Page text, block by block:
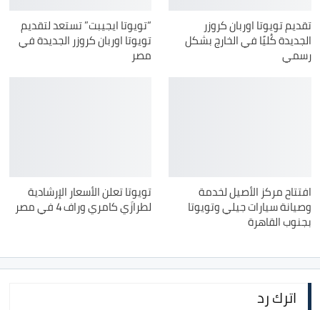
تقديم تويوتا اوربان كروزر
الجديدة كُليًا في الخارج بشكل
رسمي
“تويوتا ايجيبت” تستعد لتقديم
تويوتا اوربان كروزر الجديدة في
مصر
افتتاح مركز الأصيل لخدمة
وصيانة سيارات جيلي وتويوتا
بجنوب القاهرة
تويوتا تعلن الأسعار الإرشادية
لطرازَي كامري وراف 4 في مصر
اترك رد